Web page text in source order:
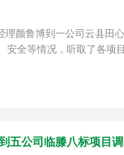
颜鲁博到一公司云县田
安全等情况，听取了各项
五公司临滕八标项目